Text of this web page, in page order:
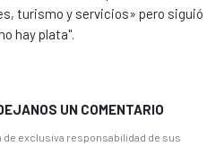
turismo y servicios» pero siguió
hay plata".
UN COMENTARIO
exclusiva responsabilidad de sus